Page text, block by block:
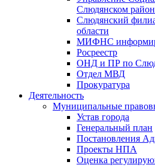
Слюдянском
Слюдянский
области
МИФНС
Росреестр
ОНД и ПР по
Отдел МВД
Прокуратура
Деятельность
Муниципальные
Устав города
Генеральный план
Постановления
Проекты НПА
Оценка